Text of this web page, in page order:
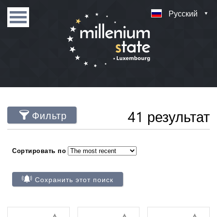
Русский
Фильтр 41 результат
Сортировать по
Сохранить этот поиск